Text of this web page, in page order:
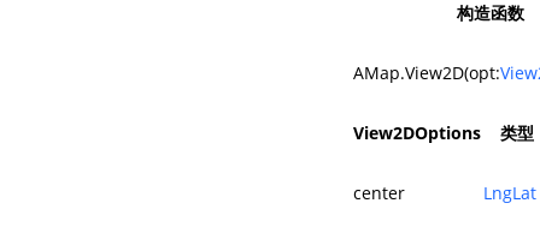
构造函数
AMap.View2D(opt:
View2DOptions 类型
center LngLat